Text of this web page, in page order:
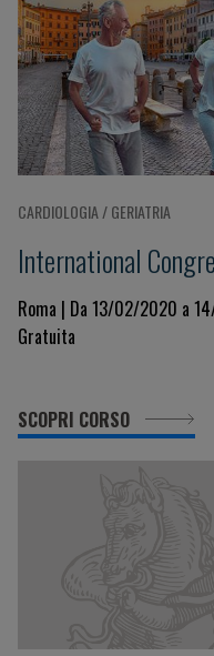
CARDIOLOGIA / GERIATRIA
International
Roma | Da 13/02/2020 a
Gratuita
SCOPRI CORSO